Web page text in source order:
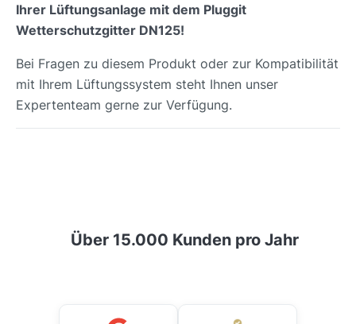
Ihrer Lüftungsanlage mit dem Pluggit
Wetterschutzgitter DN125!
Bei Fragen zu diesem Produkt oder zur Kompatibilität
mit Ihrem Lüftungssystem steht Ihnen unser
Expertenteam gerne zur Verfügung.
Über 15.000 Kunden pro Jahr